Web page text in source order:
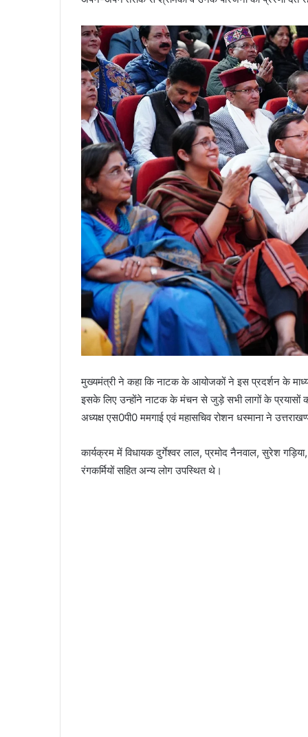
मुख्यमंत्री ने कहा कि नाटक के आयोजकों ने इस प्रदर्शन के
इसके लिए उन्होंने नाटक के मंचन से जुड़े सभी लागों के प्रयासों
अध्यक्ष एस0पी0 ममगाई एवं महासचिव रोशन धस्माना ने
कार्यक्रम में विधायक दुर्गेश्वर लाल, प्रमोद नैनवाल, सुरेश
रंगकर्मियों सहित अन्य लोग उपस्थित थे।